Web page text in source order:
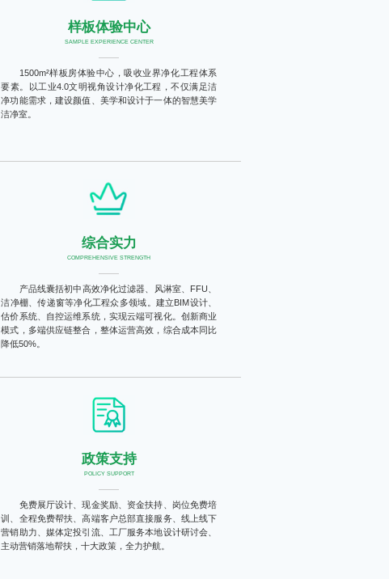
样板体验中心
SAMPLE EXPERIENCE CENTER
1500m²样板房体验中心，吸收业界净化工程体系
要素。以工业4.0文明视角设计净化工程，不仅满足洁
净功能需求，建设颜值、美学和设计于一体的智慧美学
洁净室。
综合实力
COMPREHENSIVE STRENGTH
产品线囊括初中高效净化过滤器、风淋室、FFU、
洁净棚、传递窗等净化工程众多领域。建立BIM设计、
估价系统、自控运维系统，实现云端可视化。创新商业
模式，多端供应链整合，整体运营高效，综合成本同比
降低50%。
政策支持
POLICY SUPPORT
免费展厅设计、现金奖励、资金扶持、岗位免费培
训、全程免费帮扶、高端客户总部直接服务、线上线下
营销助力、媒体定投引流、工厂服务本地设计研讨会、
主动营销落地帮扶，十大政策，全力护航。